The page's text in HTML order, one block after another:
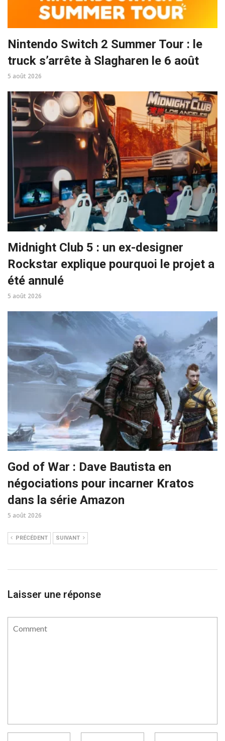
Nintendo Switch 2 Summer Tour : le
truck s’arrête à Slagharen le 6 août
5 août 2026
Midnight Club 5 : un ex-designer
Rockstar explique pourquoi le projet a
été annulé
5 août 2026
God of War : Dave Bautista en
négociations pour incarner Kratos
dans la série Amazon
5 août 2026
PRÉCÉDENT SUIVANT
Laisser une réponse